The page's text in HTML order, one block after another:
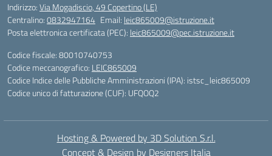
Indirizzo:Via Mogadiscio, 49 Copertino (LE)
Centralino:0832947164 Email: leic865009@istruzione.it
Posta elettronica certificata (PEC): leic865009@pec.istruzione.it
Codice fiscale: 80010740753
Codice meccanografico: LEIC865009
Codice Indice delle Pubbliche Amministrazioni (IPA): istsc_leic865009
Codice unico di fatturazione (CUF): UFQOQ2
Hosting & Powered by 3D Solution S.r.l.
Concept & Design by Designers Italia